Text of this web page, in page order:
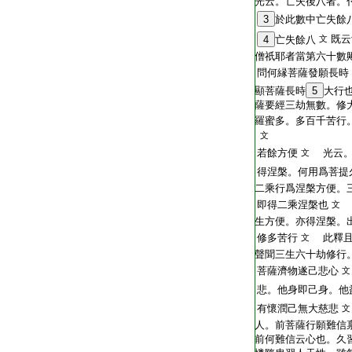
3 於此數中亡失餘
4 亡失餘八 文 既
僧祇耶者當第六十數
問何縁菩薩發願長時
顯菩薩長時 5 大行
薩要經三劫無數。修
羅蜜多。多百千苦行
文
若餘方便 文
光云
得涅槃。何用爲菩提
二乘行爲涅槃方便。
即得二乘涅槃也 文
生方便。亦得涅槃。
修多苦行 文
此釋
聲聞三生六十劫修行
菩薩濟物遂己悲心 文
悲。他身即己身。他
有懷潤己無大慈悲 文
人。前菩薩行願難信
前何難信云心也。久